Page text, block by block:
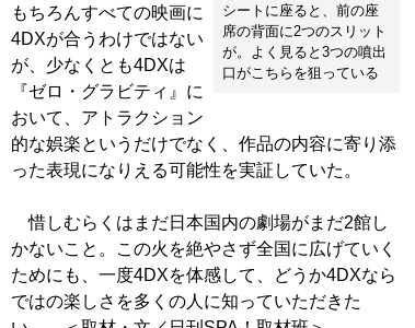
シートに座ると、前の座
席の背面に2つのスリット
が。よく見ると3つの噴出
口がこちらを狙っている
もちろんすべての映画に
4DXが合うわけではない
が、少なくとも4DXは
『ゼロ・グラビティ』に
おいて、アトラクション
的な娯楽というだけでなく、作品の内容に寄り添
った表現になりえる可能性を実証していた。
惜しむらくはまだ日本国内の劇場がまだ2館し
かないこと。この火を絶やさず全国に広げていく
ためにも、一度4DXを体感して、どうか4DXなら
ではの楽しさを多くの人に知っていただきた